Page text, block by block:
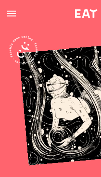
TO
CONTENT